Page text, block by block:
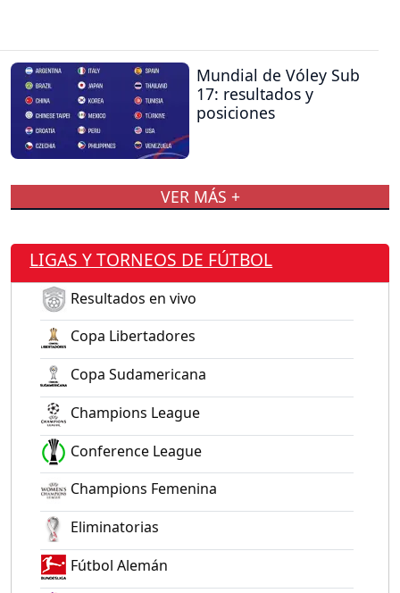
Mundial de Vóley Sub
17: resultados y
posiciones
VER MÁS +
LIGAS Y TORNEOS DE FÚTBOL
Resultados en vivo
Copa Libertadores
Copa Sudamericana
Champions League
Conference League
Champions Femenina
Eliminatorias
Fútbol Alemán